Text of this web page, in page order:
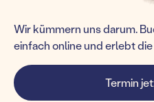
Wir kümmern uns darum.
einfach online und erlebt
Termin